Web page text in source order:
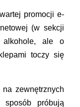
promocji e-
(w sekcji
ale o
toczy się
zewnętrznych
sposób próbują